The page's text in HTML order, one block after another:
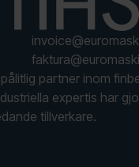
partner inom
expertis har
tillverkare.